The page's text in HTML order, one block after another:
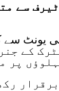
تا 2030 کے ملٹی ایئر
کے مطابق نیپرا نے اوسط ٹیرف
کے
پر